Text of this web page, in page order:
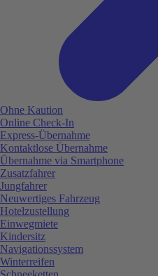
Ohne Kaution
Online Check-In
Express-Übernahme
Kontaktlose Übernahme
Übernahme via Smartphone
Zusatzfahrer
Jungfahrer
Neuwertiges Fahrzeug
Hotelzustellung
Einwegmiete
Kindersitz
Navigationssystem
Winterreifen